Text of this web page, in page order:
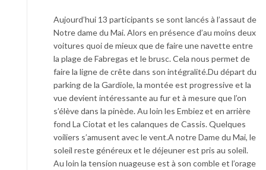
Aujourd’hui 13 participants se sont lancés à l’assaut de
Notre dame du Mai. Alors en présence d’au moins deux
voitures quoi de mieux que de faire une navette entre
la plage de Fabregas et le brusc. Cela nous permet de
faire la ligne de crête dans son intégralité.Du départ du
parking de la Gardiole, la montée est progressive et la
vue devient intéressante au fur et à mesure que l’on
s’élève dans la pinède. Au loin les Embiez et en arrière
fond La Ciotat et les calanques de Cassis. Quelques
voiliers s’amusent avec le vent.A notre Dame du Mai, le
soleil reste généreux et le déjeuner est pris au soleil.
Au loin la tension nuageuse est à son comble et l’orage